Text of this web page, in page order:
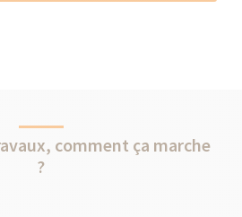
comment ça marche
?